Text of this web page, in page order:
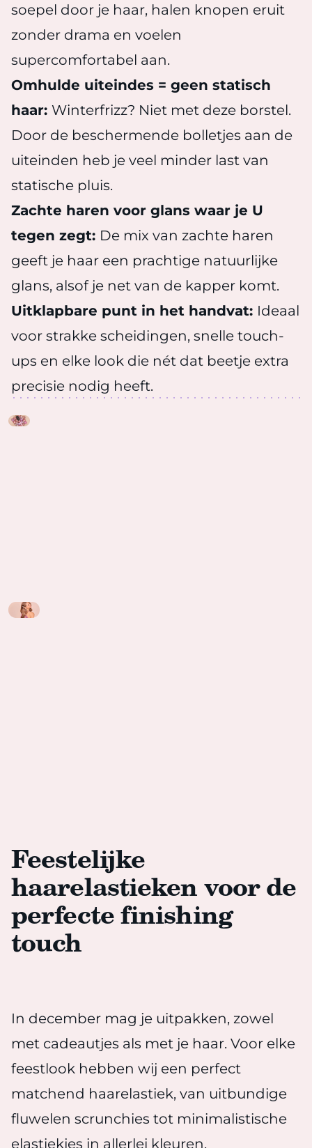
soepel door je haar, halen knopen eruit
zonder drama en voelen
supercomfortabel aan.
Omhulde uiteindes = geen statisch
haar: Winterfrizz? Niet met deze borstel.
Door de beschermende bolletjes aan de
uiteinden heb je veel minder last van
statische pluis.
Zachte haren voor glans waar je U
tegen zegt: De mix van zachte haren
geeft je haar een prachtige natuurlijke
glans, alsof je net van de kapper komt.
Uitklapbare punt in het handvat: Ideaal
voor strakke scheidingen, snelle touch-
ups en elke look die nét dat beetje extra
precisie nodig heeft.
Feestelijke
haarelastieken voor de
perfecte finishing
touch
In december mag je uitpakken, zowel
met cadeautjes als met je haar. Voor elke
feestlook hebben wij een perfect
matchend haarelastiek, van uitbundige
fluwelen scrunchies tot minimalistische
elastiekjes in allerlei kleuren.